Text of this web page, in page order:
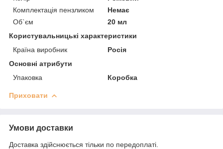
Комплектація пензликом
Немає
Об`єм
20 мл
Користувальницькі характеристики
Країна виробник
Росія
Основні атрибути
Упаковка
Коробка
Приховати
Умови доставки
Доставка здійснюється тільки по передоплаті.